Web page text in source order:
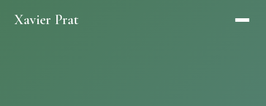
Xavier Prat